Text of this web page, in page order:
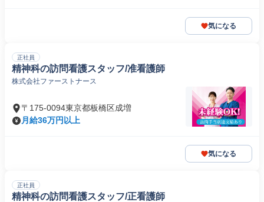
気になる
正社員
精神科の訪問看護スタッフ/准看護師
株式会社ファーストナース
〒175-0094東京都板橋区成増
月給36万円以上
気になる
正社員
精神科の訪問看護スタッフ/正看護師